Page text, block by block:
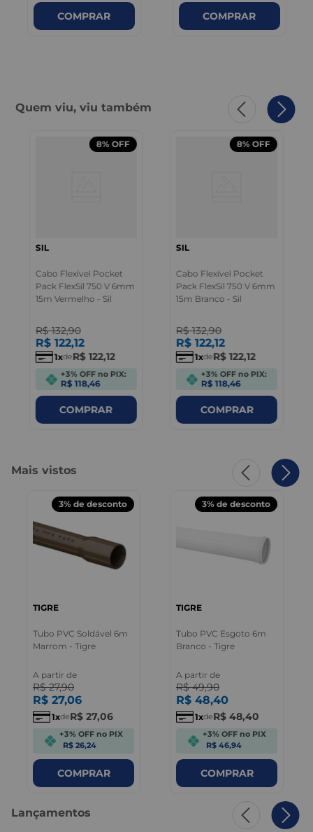
COMPRAR COMPRAR
Quem viu, viu também
8% OFF
SIL
Cabo Flexível Pocket
Pack FlexSil 750 V 6mm
15m Vermelho - Sil
R$ 132,90
R$ 122,12
1 deR$ 122,12
+3% OFF no PIX:
R$ 118,46
COMPRAR
8% OFF
SIL
Cabo Flexível Pocket
Pack FlexSil 750 V 6mm
15m Branco - Sil
R$ 132,90
R$ 122,12
1 deR$ 122,12
+3% OFF no PIX:
R$ 118,46
COMPRAR
Mais vistos
3% de desconto
TIGRE
Tubo PVC Soldável 6m
Marrom - Tigre
A partir de
R$ 27,90
R$ 27,06
1 deR$ 27,06
+3% OFF no PIX
R$ 26,24
COMPRAR
3% de desconto
TIGRE
Tubo PVC Esgoto 6m
Branco - Tigre
A partir de
R$ 49,90
R$ 48,40
1 deR$ 48,40
+3% OFF no PIX
R$ 46,94
COMPRAR
Lançamentos